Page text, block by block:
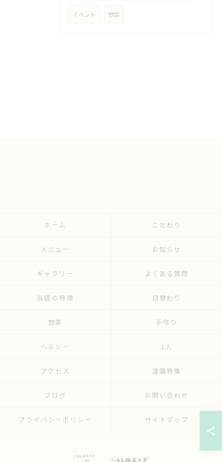
イベント 惣菜
ホーム こだわり
メニュー お知らせ
ギャラリー よくある質問
当店の特徴 日替わり
惣菜 手作り
ヘルシー 1人
アクセス 漫画特集
ブログ お問い合わせ
プライバシーポリシー サイトマップ